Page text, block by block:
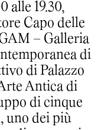
alle 19.30,
Capo delle
– Galleria
di
di Palazzo
Antica di
di cinque
uno dei più